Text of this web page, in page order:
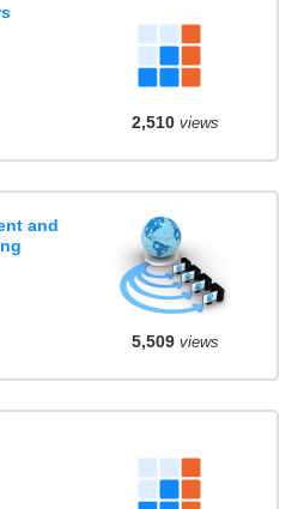
2,510views
and
5,509views